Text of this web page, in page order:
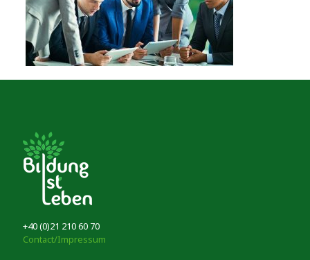
+40 (0)21 210 60 70
Contact/Impressum